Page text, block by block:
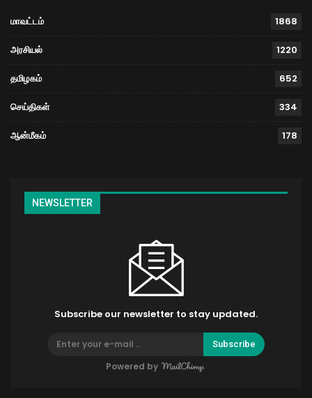
மாவட்டம் 1868
அரசியல் 1220
தமிழகம் 652
செய்திகள் 334
ஆன்மீகம் 178
NEWSLETTER
Subscribe our newsletter to stay updated.
Subscribe
Powered by